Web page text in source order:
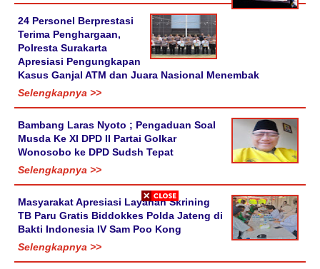
24 Personel Berprestasi
Terima Penghargaan,
Polresta Surakarta
Apresiasi Pengungkapan
Kasus Ganjal ATM dan Juara Nasional Menembak
Selengkapnya >>
Bambang Laras Nyoto ; Pengaduan Soal
Musda Ke XI DPD II Partai Golkar
Wonosobo ke DPD Sudsh Tepat
Selengkapnya >>
Masyarakat Apresiasi Layanan Skrining
TB Paru Gratis Biddokkes Polda Jateng di
Bakti Indonesia IV Sam Poo Kong
Selengkapnya >>